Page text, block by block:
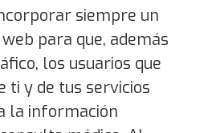
siempre un
para que, además
los usuarios que
ti y de tus servicios
la información